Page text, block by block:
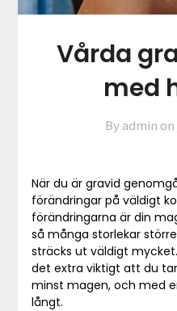
Vårda
med
By admin on
När du är gravid
förändringar på väldigt
förändringarna är din
så många storlekar
sträcks ut väldigt
det extra viktigt att du
minst magen, och med
långt.